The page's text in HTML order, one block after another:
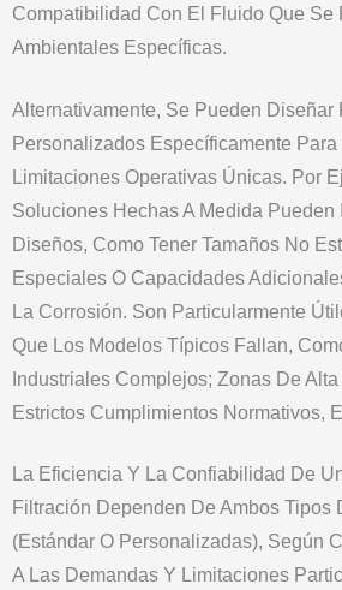
Compatibilidad Con El Fluido Que Se
Ambientales Específicas.
Alternativamente, Se Pueden Diseñar
Personalizados Específicamente
Limitaciones Operativas Únicas. Por
Soluciones Hechas A Medida Pueden
Diseños, Como Tener Tamaños No
Especiales O Capacidades
La Corrosión. Son Particularmente
Que Los Modelos Típicos Fallan,
Industriales Complejos; Zonas De
Estrictos Cumplimientos Normativos,
La Eficiencia Y La Confiabilidad De
Filtración Dependen De Ambos Tipos
(estándar O Personalizadas), Según
A Las Demandas Y Limitaciones